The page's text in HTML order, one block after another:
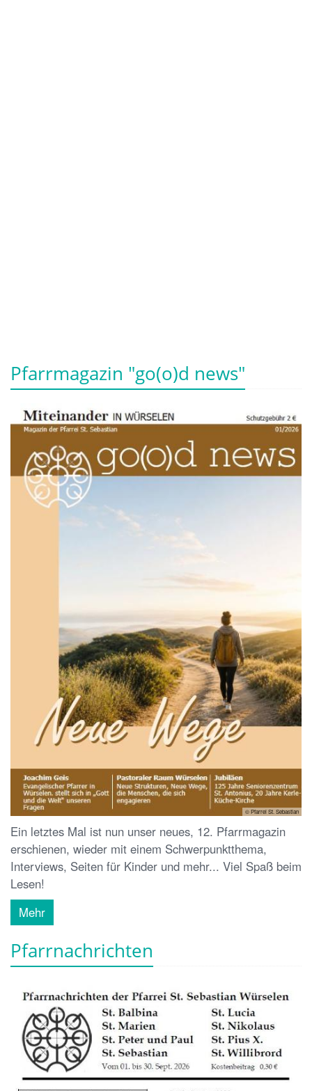
Pfarrmagazin "go(o)d news"
© Pfarrei St. Sebastian
Ein letztes Mal ist nun unser neues, 12. Pfarrmagazin
erschienen, wieder mit einem Schwerpunktthema,
Interviews, Seiten für Kinder und mehr... Viel Spaß beim
Lesen!
Mehr
Pfarrnachrichten